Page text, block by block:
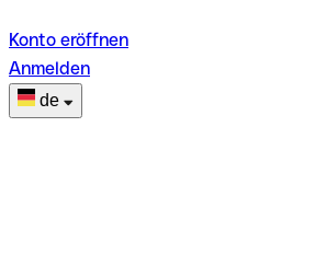
Konto eröffnen
Anmelden
de